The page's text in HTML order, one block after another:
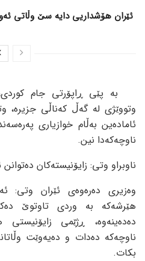
ئێران هۆشداریی دایە سێ وڵاتی
بە پێی ڕاپۆرتی جام
وتووێژی لە گەڵ کەناڵی جزیرە،
ئامادەین بەڵام خوازیاری
ناوچەکەدا نین.
ناوبراو وتی: زایۆنیستەکان
وەزیری دەرەوەی ئێران وتی:
هێرشەکە بە وردی تاوتوێ
دەدەینەوە، ڕژێمی
ناوچەکە دەدات و دەیەوێت
بکات.